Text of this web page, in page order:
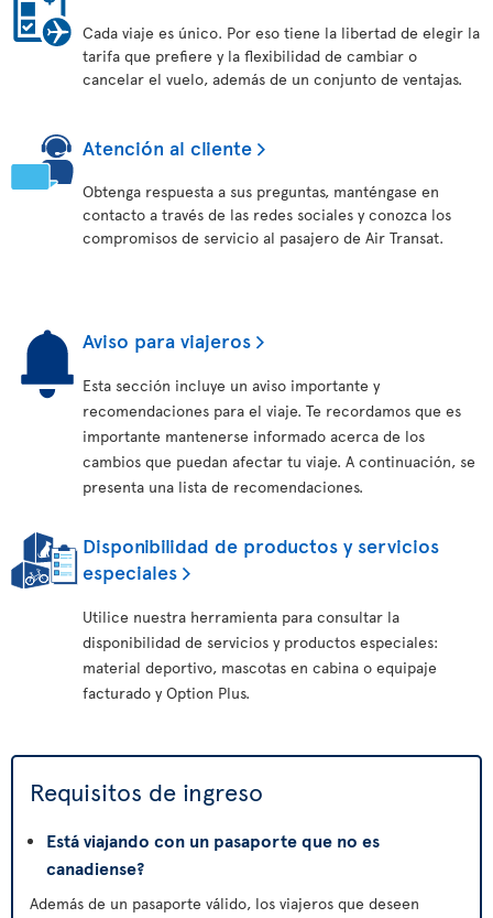
Cada viaje es único. Por eso tiene la libertad de elegir la
tarifa que prefiere y la flexibilidad de cambiar o
cancelar el vuelo, además de un conjunto de ventajas.
Atención al cliente
Obtenga respuesta a sus preguntas, manténgase en
contacto a través de las redes sociales y conozca los
compromisos de servicio al pasajero de Air Transat.
Aviso para viajeros
Esta sección incluye un aviso importante y
recomendaciones para el viaje. Te recordamos que es
importante mantenerse informado acerca de los
cambios que puedan afectar tu viaje. A continuación, se
presenta una lista de recomendaciones.
Disponibilidad de productos y servicios
especiales
Utilice nuestra herramienta para consultar la
disponibilidad de servicios y productos especiales:
material deportivo, mascotas en cabina o equipaje
facturado y Option Plus.
Requisitos de ingreso
Está viajando con un pasaporte que no es
canadiense?
Además de un pasaporte válido, los viajeros que deseen